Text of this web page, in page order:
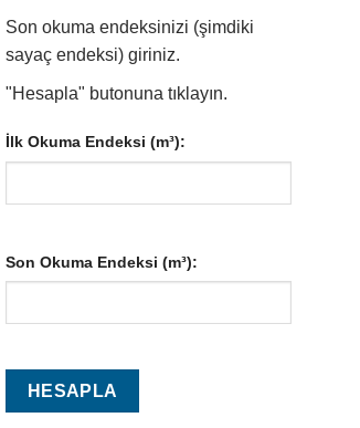
Son okuma endeksinizi (şimdiki
sayaç endeksi) giriniz.
"Hesapla" butonuna tıklayın.
İlk Okuma Endeksi (m³):
Son Okuma Endeksi (m³):